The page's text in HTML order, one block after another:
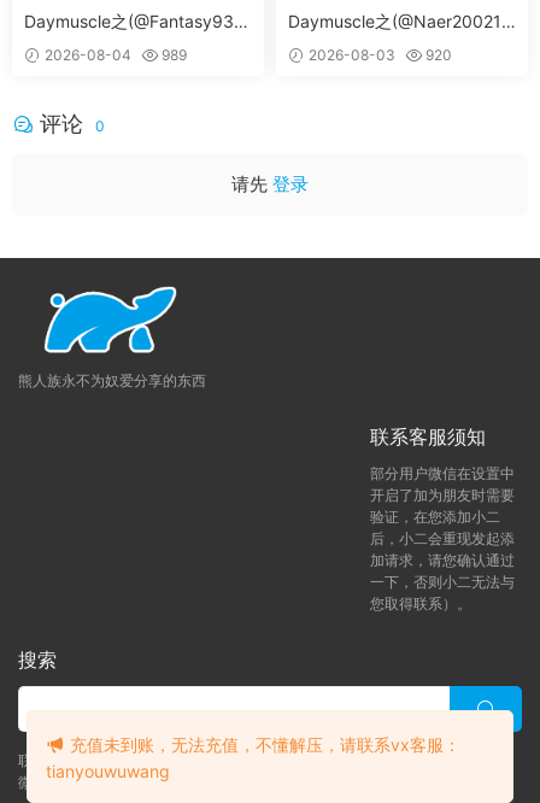
大胸肌肉男
Daymuscle之(@Fantasy938
15579-@孔控Kong）
2026-08-04 989
大胸肌肉男
Daymuscle之(@Naer20021-
@纳尔）
2026-08-03 920
评论 0
请先 登录
熊人族永不为奴爱分享的东西
联系客服须知
部分用户微信在设置中
开启了加为朋友时需要
验证，在您添加小二
后，小二会重现发起添
加请求，请您确认通过
一下，否则小二无法与
您取得联系）。
搜索
联系客服 (添加后告诉客服-来自熊人族咨询问题)
微信客服（tianyouwuwang）
充值未到账，无法充值，不懂解压，请联系vx客服：
tianyouwuwang